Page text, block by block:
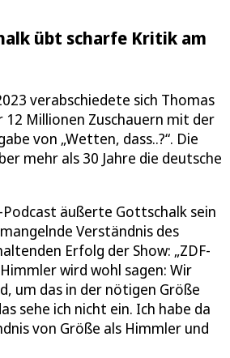
übt scharfe Kritik am
verabschiedete sich Thomas
Millionen Zuschauern mit der
von „Wetten, dass..?“. Die
mehr als 30 Jahre die deutsche
äußerte Gottschalk sein
Verständnis des
Erfolg der Show: „ZDF-
wird wohl sagen: Wir
um das in der nötigen Größe
sehe ich nicht ein. Ich habe da
von Größe als Himmler und